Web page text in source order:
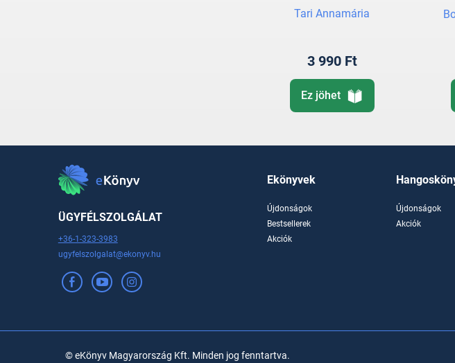
Tari Annamária
3 990 Ft
Ez jöhet
ÜGYFÉLSZOLGÁLAT
+36-1-323-3983
ugyfelszolgalat@ekonyv.hu
Ekönyvek
Újdonságok
Bestsellerek
Akciók
Újdonságok
Akciók
© eKönyv Magyarország Kft. Minden jog fenntartva.